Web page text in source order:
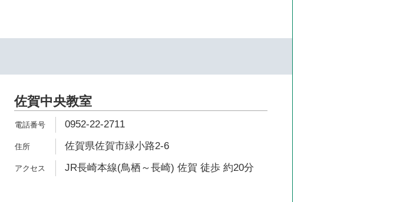
佐賀中央教室
0952-22-2711
佐賀県佐賀市緑小路2-6
JR長崎本線(鳥栖～長崎) 佐賀 徒歩 約20分